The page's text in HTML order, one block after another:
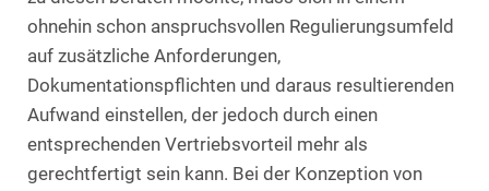
ohnehin schon anspruchsvollen Regulierungsumfeld
auf zusätzliche Anforderungen,
Dokumentationspflichten und daraus resultierenden
Aufwand einstellen, der jedoch durch einen
entsprechenden Vertriebsvorteil mehr als
gerechtfertigt sein kann. Bei der Konzeption von